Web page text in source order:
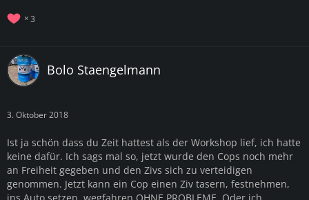
3
Bolo Staengelmann
3. Oktober 2018
Ist ja schön dass du Zeit hattest als der Workshop lief, ich hatte
keine dafür. Ich sags mal so, jetzt wurde den Cops noch mehr
an Freiheit gegeben und den Zivs sich zu verteidigen
genommen. Jetzt kann ein Cop einen Ziv tasern, festnehmen,